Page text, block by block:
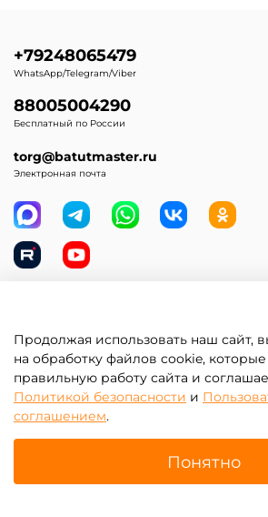
Клиентам
Информация
+79248065479
WhatsApp/Telegram/Viber
88005004290
Бесплатный по России
torg@batutmaster.ru
Электронная почта
Продолжая использовать наш сайт,
на обработку файлов cookie,
правильную работу сайта и
Политикой безопасности и
соглашением.
Понятно